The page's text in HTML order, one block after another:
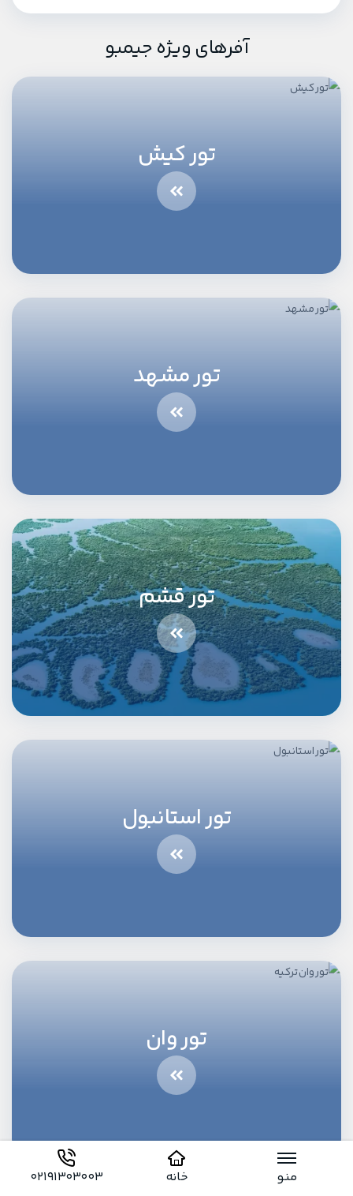
منو خانه 02191303003
آفرهای ویژه جیمبو
تور کیش
تور مشهد
تور قشم
تور استانبول
تور وان